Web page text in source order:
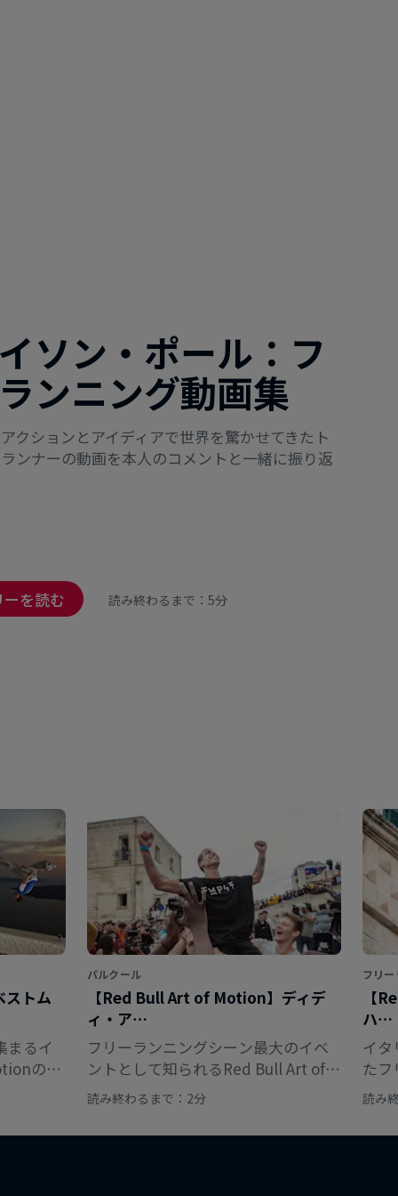
ソン・ポール：フ
ンニング動画集
クションとアイディアで世界を驚かせてきたト
ンナーの動画を本人のコメントと一緒に振り返
を読む 読み終わるまで：5分
トム
まるイ
のベ
ック
パルクール
【Red Bull Art of Motion】ディデ
ィ・ア…
フリーランニングシーン最大のイベ
ントとして知られるRed Bull Art of
Motionで優勝したモロッコ人フリー
ランナーの頂点までの道のりを振り
返る。
読み終わるまで：2分
フリ
【
ハ…
イ
たフ
ライ
う！
読み